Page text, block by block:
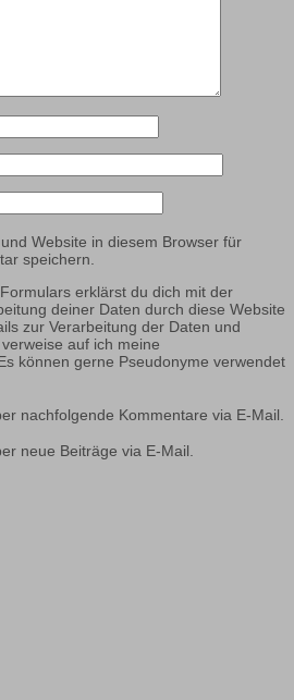
Website in diesem Browser für
speichern.
erklärst du dich mit der
deiner Daten durch diese Website
zur Verarbeitung der Daten und
auf ich meine
können gerne Pseudonyme verwendet
nachfolgende Kommentare via E-Mail.
neue Beiträge via E-Mail.